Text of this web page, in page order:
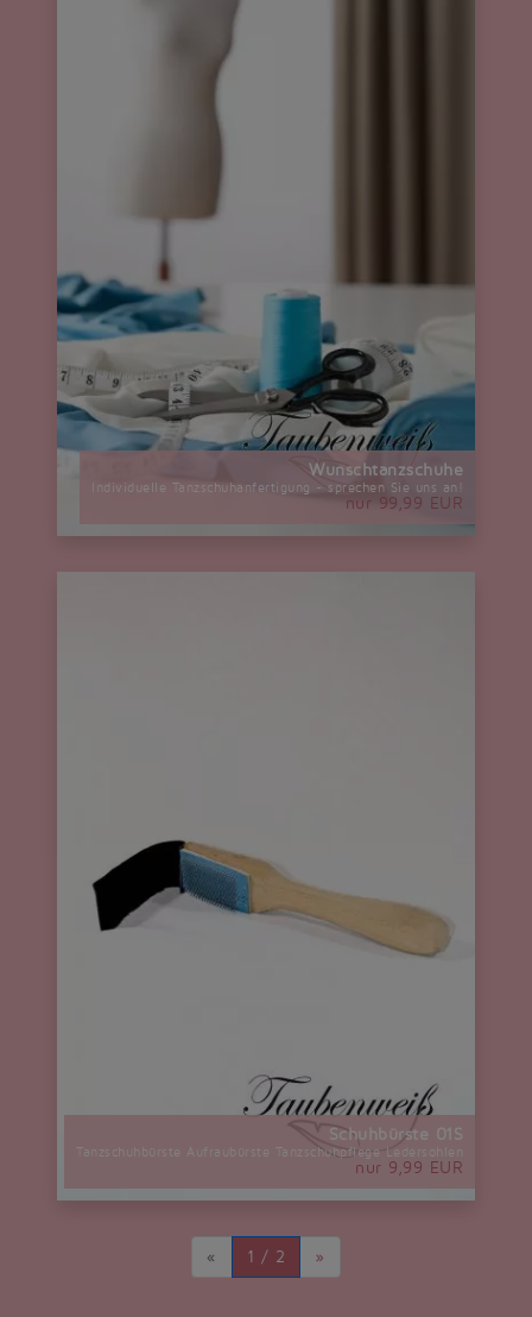
Wunschtanzschuhe
Individuelle Tanzschuhanfertigung - sprechen Sie uns an!
nur 99,99 EUR
Schuhbürste 01S
Tanzschuhbürste Aufraubürste Tanzschuhpflege Ledersohlen
nur 9,99 EUR
« 1 / 2 »